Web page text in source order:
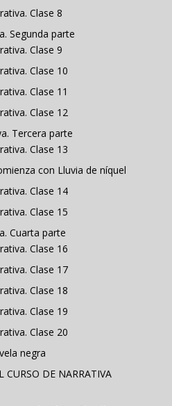
Clase 8
Segunda parte
Clase 9
Clase 10
Clase 11
Clase 12
Tercera parte
Clase 13
con Lluvia de níquel
Clase 14
Clase 15
Cuarta parte
Clase 16
Clase 17
Clase 18
Clase 19
Clase 20
negra
CURSO DE NARRATIVA